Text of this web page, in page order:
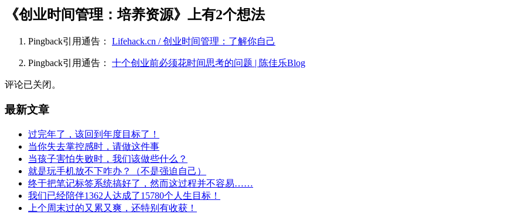
《创业时间管理：培养资源》上有2个想法
Pingback引用通告： Lifehack.cn / 创业时间管理：了解你自己
Pingback引用通告： 十个创业前必须花时间思考的问题 | 陈佳乐Blog
评论已关闭。
最新文章
过完年了，该回到年度目标了！
当你失去掌控感时，请做这件事
当孩子害怕失败时，我们该做些什么？
就是玩手机放不下咋办？（不是强迫自己）
终于把笔记标签系统搞好了，然而这过程并不容易……
我们已经陪伴1362人达成了15780个人生目标！
上个周末过的又累又爽，还特别有收获！